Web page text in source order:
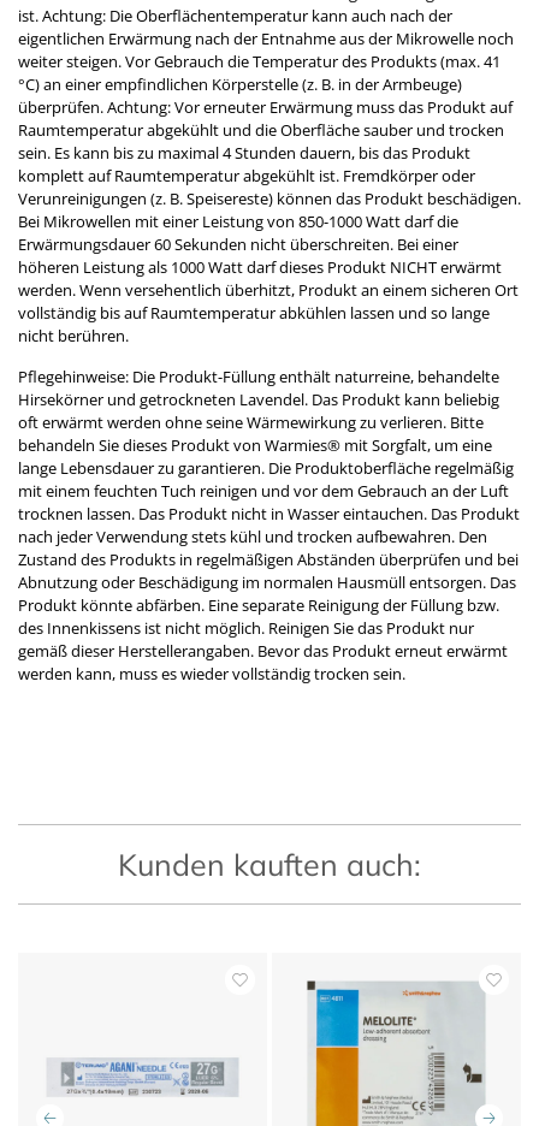
ist. Achtung: Die Oberflächentemperatur kann auch nach der
eigentlichen Erwärmung nach der Entnahme aus der Mikrowelle noch
weiter steigen. Vor Gebrauch die Temperatur des Produkts (max. 41
°C) an einer empfindlichen Körperstelle (z. B. in der Armbeuge)
überprüfen. Achtung: Vor erneuter Erwärmung muss das Produkt auf
Raumtemperatur abgekühlt und die Oberfläche sauber und trocken
sein. Es kann bis zu maximal 4 Stunden dauern, bis das Produkt
komplett auf Raumtemperatur abgekühlt ist. Fremdkörper oder
Verunreinigungen (z. B. Speisereste) können das Produkt beschädigen.
Bei Mikrowellen mit einer Leistung von 850-1000 Watt darf die
Erwärmungsdauer 60 Sekunden nicht überschreiten. Bei einer
höheren Leistung als 1000 Watt darf dieses Produkt NICHT erwärmt
werden. Wenn versehentlich überhitzt, Produkt an einem sicheren Ort
vollständig bis auf Raumtemperatur abkühlen lassen und so lange
nicht berühren.
Pflegehinweise: Die Produkt-Füllung enthält naturreine, behandelte
Hirsekörner und getrockneten Lavendel. Das Produkt kann beliebig
oft erwärmt werden ohne seine Wärmewirkung zu verlieren. Bitte
behandeln Sie dieses Produkt von Warmies® mit Sorgfalt, um eine
lange Lebensdauer zu garantieren. Die Produktoberfläche regelmäßig
mit einem feuchten Tuch reinigen und vor dem Gebrauch an der Luft
trocknen lassen. Das Produkt nicht in Wasser eintauchen. Das Produkt
nach jeder Verwendung stets kühl und trocken aufbewahren. Den
Zustand des Produkts in regelmäßigen Abständen überprüfen und bei
Abnutzung oder Beschädigung im normalen Hausmüll entsorgen. Das
Produkt könnte abfärben. Eine separate Reinigung der Füllung bzw.
des Innenkissens ist nicht möglich. Reinigen Sie das Produkt nur
gemäß dieser Herstellerangaben. Bevor das Produkt erneut erwärmt
werden kann, muss es wieder vollständig trocken sein.
Kunden kauften auch: